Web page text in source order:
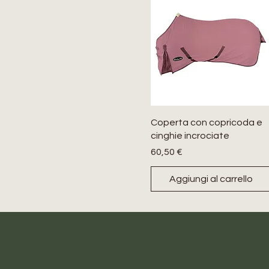
Coperta con copricoda e
cinghie incrociate
Prezzo
60,50 €
Aggiungi al carrello